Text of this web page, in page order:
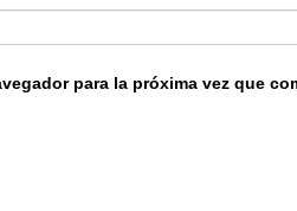
para la próxima vez que